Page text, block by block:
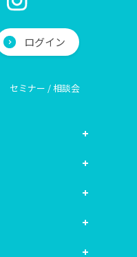
ログイン
セミナー / 相談会